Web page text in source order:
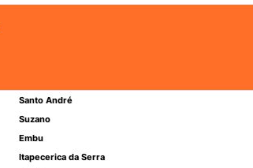
Santo André
Suzano
Embu
Itapecerica da Serra